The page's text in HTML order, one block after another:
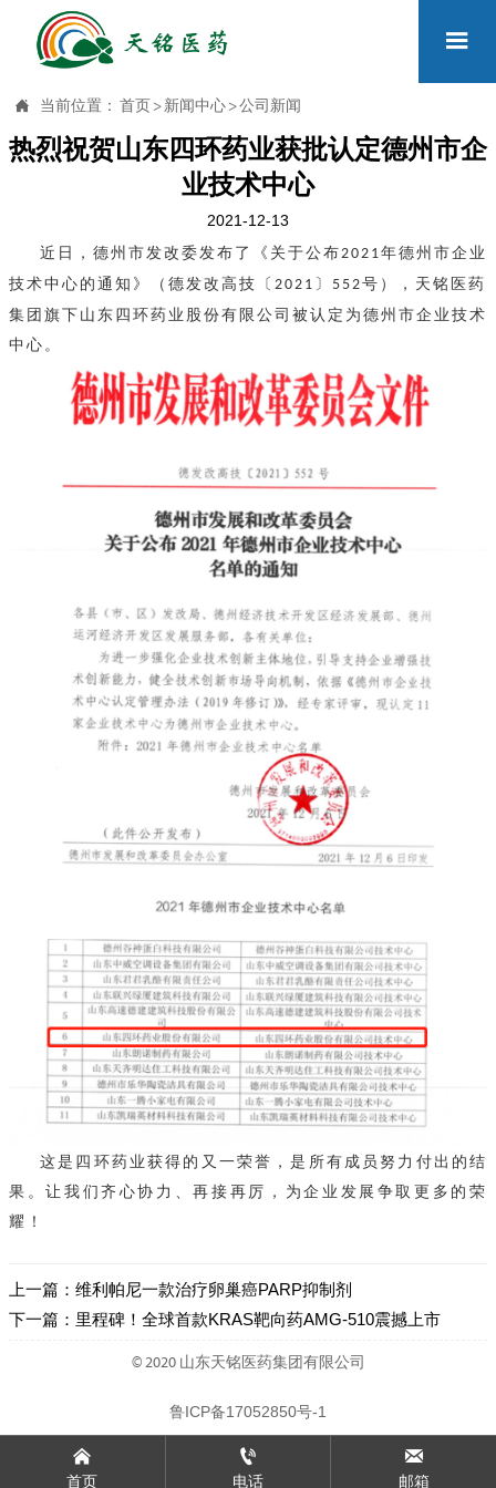

 当前位置： 首页 > 新闻中心 >公司新闻
热烈祝贺山东四环药业获批认定德州市企
业技术中心
2021-12-13
近日，德州市发改委发布了《关于公布2021年德州市企业
技术中心的通知》（德发改高技〔 2021 〕 552号），天铭医药
集团旗下山东四环药业股份有限公司被认定为德州市企业技术
中心。
这是四环药业获得的又一荣誉，是所有成员努力付出的结
果。让我们齐心协力、再接再厉，为企业发展争取更多的荣
耀！
上一篇： 维利帕尼一款治疗卵巢癌PARP抑制剂
下一篇： 里程碑！全球首款KRAS靶向药AMG-510震撼上市
© 2020 山东天铭医药集团有限公司
鲁ICP备17052850号-1

首页

电话

邮箱